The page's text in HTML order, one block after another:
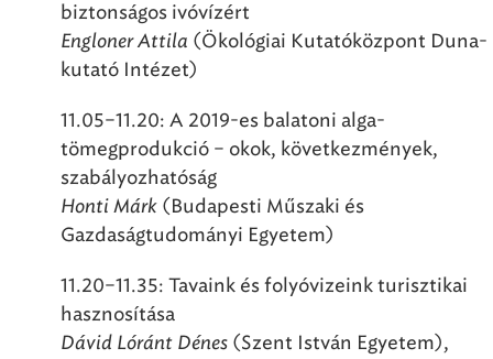
biztonságos ivóvízért
Engloner Attila (Ökológiai Kutatóközpont Duna-
kutató Intézet)
11.05–11.20: A 2019-es balatoni alga-
tömegprodukció – okok, következmények,
szabályozhatóság
Honti Márk (Budapesti Műszaki és
Gazdaságtudományi Egyetem)
11.20–11.35: Tavaink és folyóvizeink turisztikai
hasznosítása
Dávid Lóránt Dénes (Szent István Egyetem),